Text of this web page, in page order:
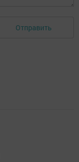
Отправить